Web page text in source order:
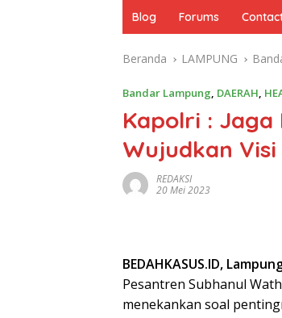
Blog Forums
Beranda LAMPUNG
Bandar Lampung, DAERAH,
Kapolri : Jaga
Wujudkan
REDAKSI
20 Mei 2023
BEDAHKASUS.ID,
Pesantren Subhanul
menekankan soal